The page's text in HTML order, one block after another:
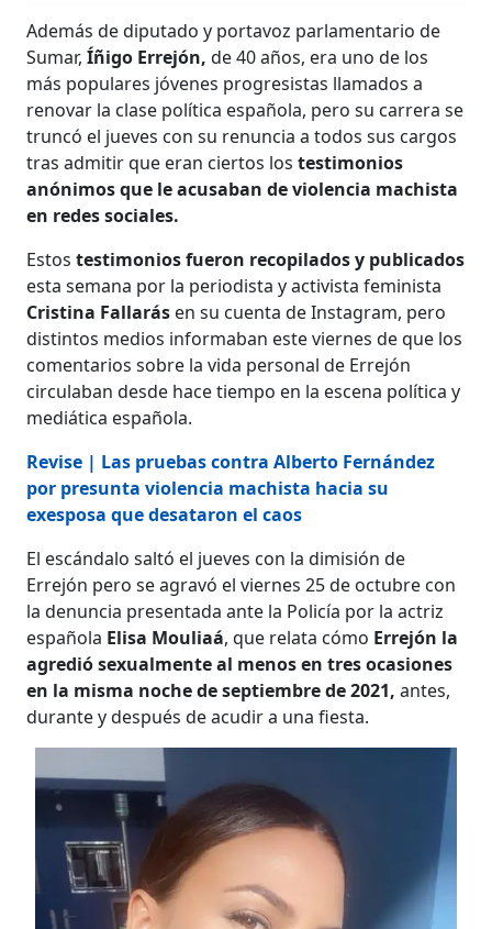
Además de diputado y portavoz parlamentario de
Sumar,Íñigo Errejón, de 40 años, era uno de los
más populares jóvenes progresistas llamados a
renovar la clase política española, pero su carrera se
truncó el jueves con su renuncia a todos sus cargos
tras admitir que eran ciertos lostestimonios
anónimos que le acusaban de violencia machista
en redes sociales.
Estostestimonios fueron recopilados y publicados
esta semana por la periodista y activista feminista
Cristina Fallarás en su cuenta de Instagram, pero
distintos medios informaban este viernes de que los
comentarios sobre la vida personal de Errejón
circulaban desde hace tiempo en la escena política y
mediática española.
Revise | Las pruebas contra Alberto Fernández
por presunta violencia machista hacia su
exesposa que desataron el caos
El escándalo saltó el jueves con la dimisión de
Errejón pero se agravó el viernes 25 de octubre con
la denuncia presentada ante la Policía por la actriz
española Elisa Mouliaá, que relata cómo Errejón la
agredió sexualmente al menos en tres ocasiones
en la misma noche de septiembre de 2021,antes,
durante y después de acudir a una fiesta.